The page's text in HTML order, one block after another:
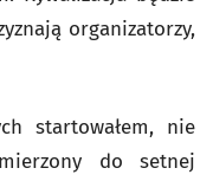
organizatorzy,
startowałem, nie
do setnej